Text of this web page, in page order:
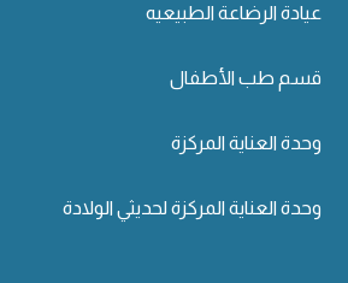
عيادة الرضاعة الطبيعيه
قسم طب الأطفال
وحدة العناية المركزة
وحدة العناية المركزة لحديثي الولادة